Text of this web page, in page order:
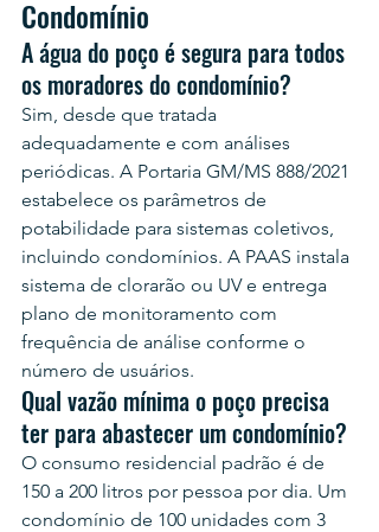
Condomínio
A água do poço é segura para todos
os moradores do condomínio?
Sim, desde que tratada
adequadamente e com análises
periódicas. A Portaria GM/MS 888/2021
estabelece os parâmetros de
potabilidade para sistemas coletivos,
incluindo condomínios. A PAAS instala
sistema de clorarão ou UV e entrega
plano de monitoramento com
frequência de análise conforme o
número de usuários.
Qual vazão mínima o poço precisa
ter para abastecer um condomínio?
O consumo residencial padrão é de
150 a 200 litros por pessoa por dia. Um
condomínio de 100 unidades com 3